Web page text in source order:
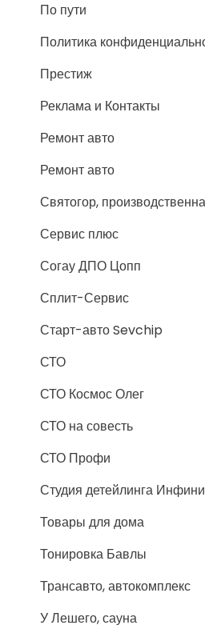
По пути
Политика
Престиж
Реклама и Контакты
Ремонт авто
Ремонт авто
Святогор,
Сервис плюс
Согау ДПО Цопп
Сплит-Сервис
Старт-авто Sevchip
СТО
СТО Космос Олег
СТО на совесть
СТО Профи
Студия детейлинга
Товары для дома
Тонировка Бавлы
Трансавто, автокомплекс
У Лешего, сауна